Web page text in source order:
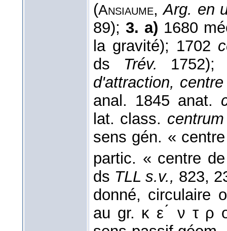
(Ansiaume,Arg. en
89); 3. a) 1680
la gravité); 1702
ds Trév.
d'attraction,
anal. 1845 anat.
lat. class. centrum
sens gén. «
partic. « centre
ds TLL s.v., 823,
donné, circulaire
au gr. κ ε ́ ν τ ρ